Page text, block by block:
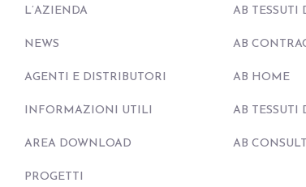
L’AZIENDA
NEWS
AGENTI E DISTRIBUTORI
INFORMAZIONI UTILI
AREA DOWNLOAD
PROGETTI
AB TESSUTI
AB
AB HOME
AB TESSUTI
AB